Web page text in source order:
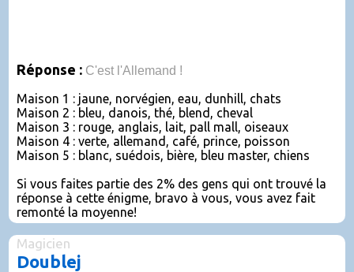
Réponse : C'est l'Allemand !
Maison 1 : jaune, norvégien, eau, dunhill, chats
Maison 2 : bleu, danois, thé, blend, cheval
Maison 3 : rouge, anglais, lait, pall mall, oiseaux
Maison 4 : verte, allemand, café, prince, poisson
Maison 5 : blanc, suédois, bière, bleu master, chiens
Si vous faites partie des 2% des gens qui ont trouvé la
réponse à cette énigme, bravo à vous, vous avez fait
remonté la moyenne!
Magicien
Doublej